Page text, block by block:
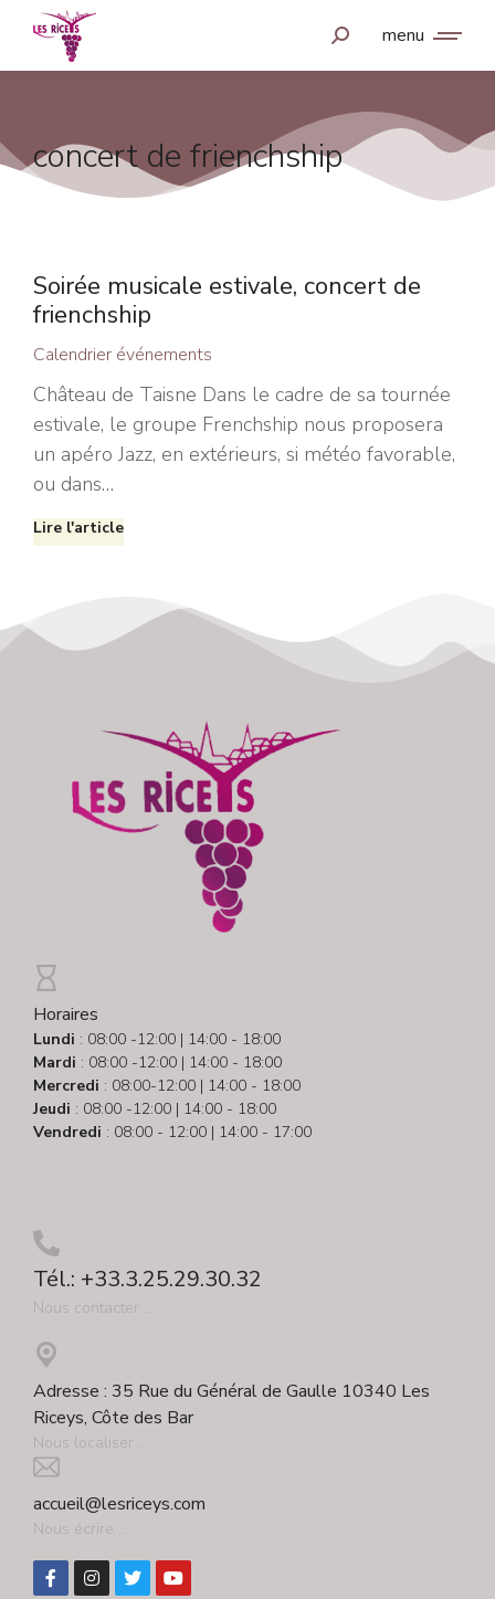
menu
concert de frienchship
Soirée musicale estivale, concert de
frienchship
Calendrier événements
Château de Taisne Dans le cadre de sa tournée
estivale, le groupe Frenchship nous proposera
un apéro Jazz, en extérieurs, si météo favorable,
ou dans…
Lire l'article
Horaires
Lundi : 08:00 -12:00 | 14:00 - 18:00
Mardi : 08:00 -12:00 | 14:00 - 18:00
Mercredi : 08:00-12:00 | 14:00 - 18:00
Jeudi : 08:00 -12:00 | 14:00 - 18:00
Vendredi : 08:00 - 12:00 | 14:00 - 17:00
Tél.: +33.3.25.29.30.32
Nous contacter ...
Adresse : 35 Rue du Général de Gaulle 10340 Les
Riceys, Côte des Bar
Nous localiser ...
accueil@lesriceys.com
Nous écrire ...